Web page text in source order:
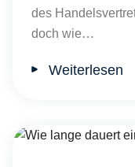
des
doch wie…
Weiterlesen